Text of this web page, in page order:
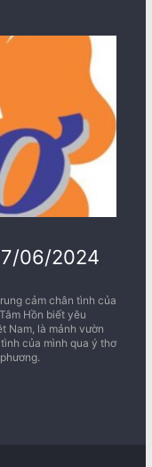
06/2024
cảm chân tình của
Hồn biết yêu
Nam, là mảnh vườn
của mình qua ý thơ